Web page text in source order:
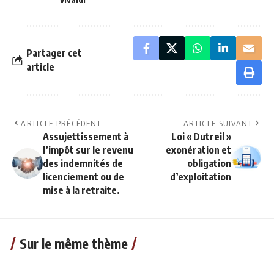
Partager cet
article
ARTICLE PRÉCÉDENT
Assujettissement à
l’impôt sur le revenu
des indemnités de
licenciement ou de
mise à la retraite.
ARTICLE SUIVANT
Loi « Dutreil »
exonération et
obligation
d’exploitation
Sur le même thème